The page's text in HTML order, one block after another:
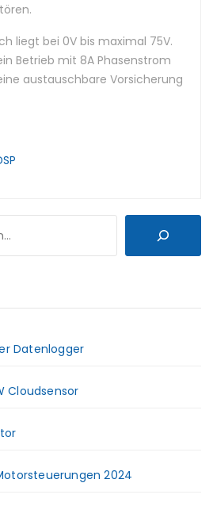
liegt bei 0V bis maximal 75V.
Betrieb mit 8A Phasenstrom
austauschbare Vorsicherung
Datenlogger
Cloudsensor
2024